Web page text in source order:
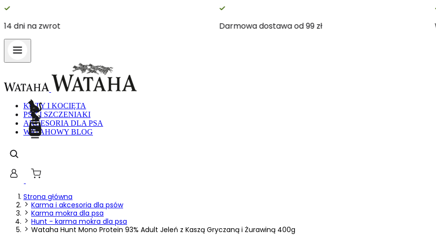
14 dni na zwrot Darmowa dostawa od 99 zł
KOTY I KOCIĘTA
PSY I SZCZENIAKI
AKCESORIA DLA PSA
WATAHOWY BLOG
Strona główna
Karma i akcesoria dla psów
Karma mokra dla psa
Hunt - karma mokra dla psa
Wataha Hunt Mono Protein 93% Adult Jeleń z Kaszą Gryczaną i Żurawiną 400g